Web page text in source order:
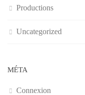
Productions
Uncategorized
MÉTA
Connexion